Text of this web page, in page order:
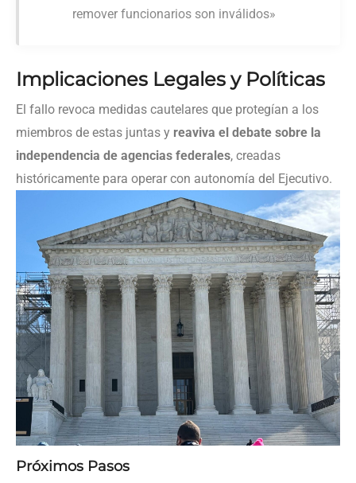
remover funcionarios son inválidos»
Implicaciones Legales y Políticas
El fallo revoca medidas cautelares que protegían a los
miembros de estas juntas y reaviva el debate sobre la
independencia de agencias federales, creadas
históricamente para operar con autonomía del Ejecutivo.
Próximos Pasos